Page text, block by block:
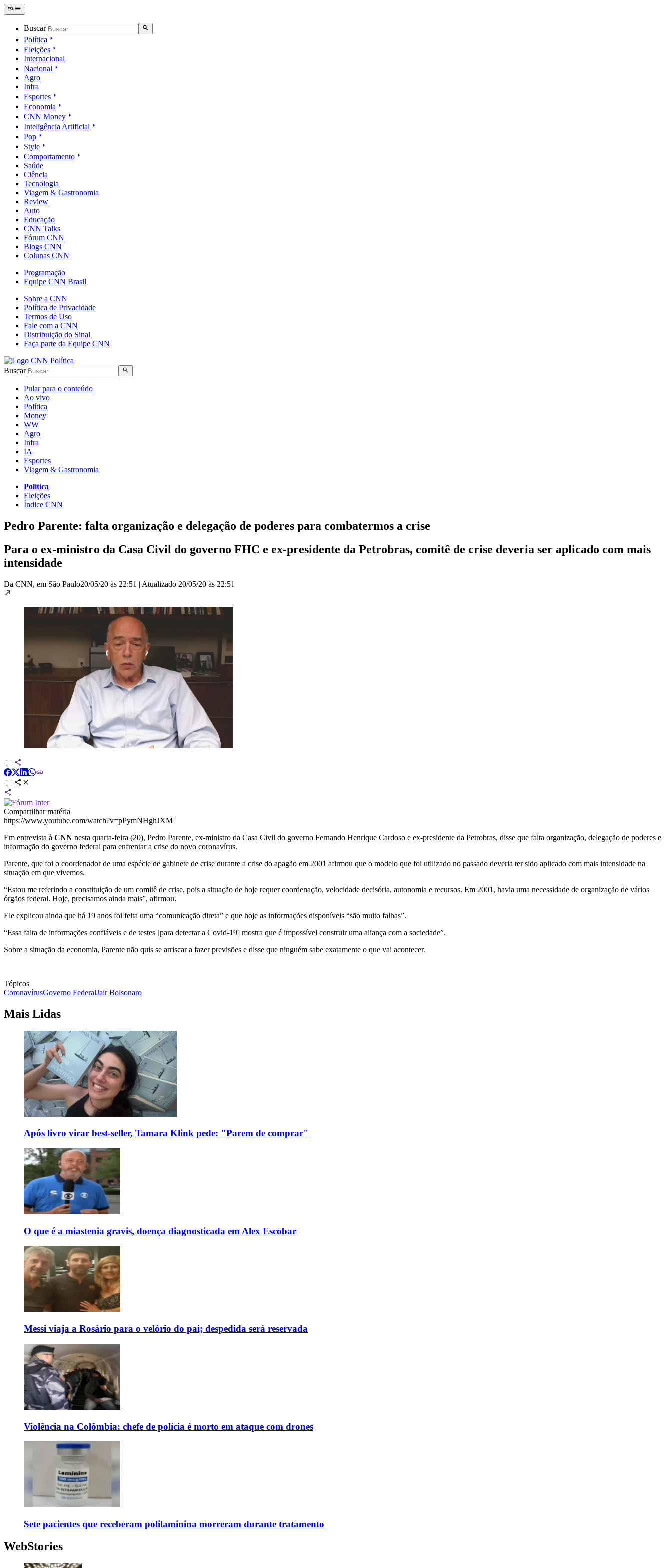
Buscar
Política
Eleições
Internacional
Nacional
Agro
Infra
Esportes
Economia
CNN Money
Inteligência Artificial
Pop
Style
Comportamento
Saúde
Ciência
Tecnologia
Viagem & Gastronomia
Review
Auto
Educação
CNN Talks
Fórum CNN
Blogs CNN
Colunas CNN
Programação
Equipe CNN Brasil
Sobre a CNN
Política de Privacidade
Termos de Uso
Fale com a CNN
Distribuição do Sinal
Faça parte da Equipe CNN
Buscar
Pular para o conteúdo
Ao vivo
Política
Money
WW
Agro
Infra
IA
Esportes
Viagem & Gastronomia
Política
Eleições
Índice CNN
Pedro Parente: falta organização e delegação de poderes para combatermos a crise
Para o ex-ministro da Casa Civil do governo FHC e ex-presidente da Petrobras, comitê de crise deveria ser aplicado com mais
intensidade
Da CNN, em São Paulo20/05/20 às 22:51 | Atualizado 20/05/20 às 22:51
Compartilhar matéria
https://www.youtube.com/watch?v=pPymNHghJXM
Em entrevista à CNN nesta quarta-feira (20), Pedro Parente, ex-ministro da Casa Civil do governo Fernando Henrique Cardoso e ex-presidente da Petrobras, disse que falta organização, delegação de poderes e
informação do governo federal para enfrentar a crise do novo coronavírus.
Parente, que foi o coordenador de uma espécie de gabinete de crise durante a crise do apagão em 2001 afirmou que o modelo que foi utilizado no passado deveria ter sido aplicado com mais intensidade na
situação em que vivemos.
“Estou me referindo a constituição de um comitê de crise, pois a situação de hoje requer coordenação, velocidade decisória, autonomia e recursos. Em 2001, havia uma necessidade de organização de vários
órgãos federal. Hoje, precisamos ainda mais”, afirmou.
Ele explicou ainda que há 19 anos foi feita uma “comunicação direta” e que hoje as informações disponíveis “são muito falhas”.
“Essa falta de informações confiáveis e de testes [para detectar a Covid-19] mostra que é impossível construir uma aliança com a sociedade”.
Sobre a situação da economia, Parente não quis se arriscar a fazer previsões e disse que ninguém sabe exatamente o que vai acontecer.
Tópicos
CoronavírusGoverno FederalJair Bolsonaro
Mais Lidas
Após livro virar best-seller, Tamara Klink pede: "Parem de comprar"
O que é a miastenia gravis, doença diagnosticada em Alex Escobar
Messi viaja a Rosário para o velório do pai; despedida será reservada
Violência na Colômbia: chefe de polícia é morto em ataque com drones
Sete pacientes que receberam polilaminina morreram durante tratamento
WebStories